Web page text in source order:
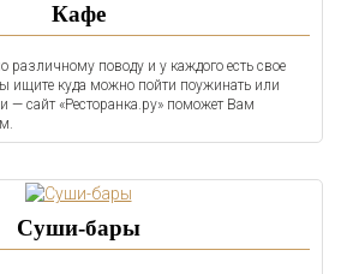
Кафе
поводу и у каждого есть свое
ищите куда можно пойти поужинать или
— сайт «Ресторанка.ру» поможет Вам
Суши-бары